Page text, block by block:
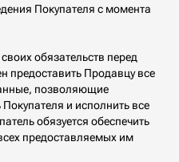
Покупателя с момента
обязательств перед
предоставить Продавцу все
позволяющие
и исполнить все
обязуется обеспечить
предоставляемых им